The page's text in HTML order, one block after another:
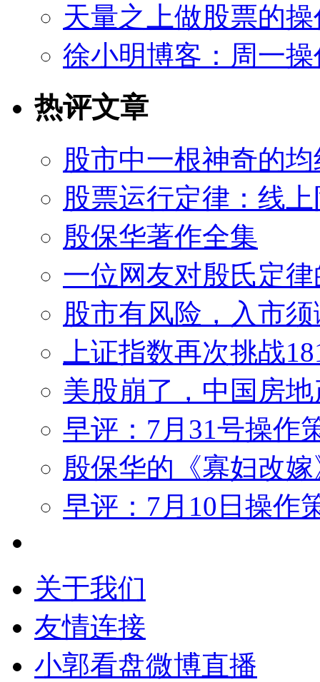
天量之上做股票的
徐小明博客：周一
热评文章
股市中一根神奇的
股票运行定律：线
殷保华著作全集
一位网友对殷氏定
股市有风险，入市
上证指数再次挑战
美股崩了，中国房
早评：7月31号操作
殷保华的《寡妇改
早评：7月10日操作
关于我们
友情连接
小郭看盘微博直播